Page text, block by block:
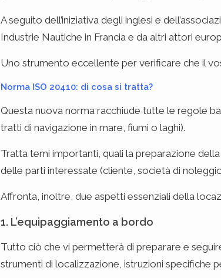
A seguito dell’iniziativa degli inglesi e
Industrie Nautiche in Francia e da altri attori
Uno strumento eccellente per verificare che il
Norma ISO 20410: di cosa si tratta?
Questa nuova norma racchiude tutte le regole
tratti di navigazione in mare, fiumi o laghi).
Tratta temi importanti, quali la preparazione
delle parti interessate (cliente, società di
Affronta, inoltre, due aspetti essenziali della
1. L’equipaggiamento a bordo
Tutto ciò che vi permetterà di preparare e
strumenti di localizzazione, istruzioni specifiche